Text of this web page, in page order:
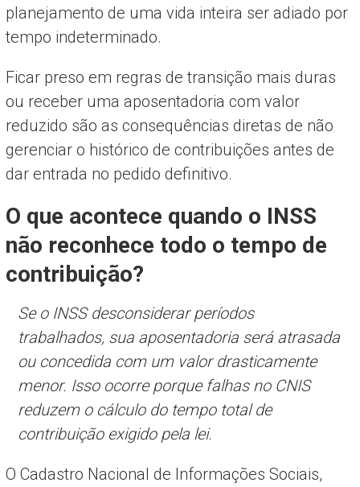
planejamento de uma vida inteira ser adiado por
tempo indeterminado.
Ficar preso em regras de transição mais duras
ou receber uma aposentadoria com valor
reduzido são as consequências diretas de não
gerenciar o histórico de contribuições antes de
dar entrada no pedido definitivo.
O que acontece quando o INSS
não reconhece todo o tempo de
contribuição?
Se o INSS desconsiderar períodos
trabalhados, sua aposentadoria será atrasada
ou concedida com um valor drasticamente
menor. Isso ocorre porque falhas no CNIS
reduzem o cálculo do tempo total de
contribuição exigido pela lei.
O Cadastro Nacional de Informações Sociais,